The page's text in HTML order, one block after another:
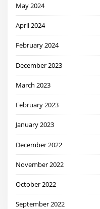
May 2024
April 2024
February 2024
December 2023
March 2023
February 2023
January 2023
December 2022
November 2022
October 2022
September 2022